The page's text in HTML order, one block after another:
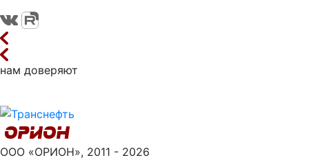
нам доверяют
ООО «ОРИОН», 2011 - 2026